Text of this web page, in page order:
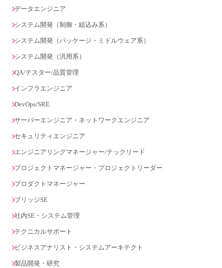
データエンジニア
システム開発（制御・組込み系）
システム開発（パッケージ・ミドルウェア系）
システム開発（汎用系）
QA/テスター/品質管理
インフラエンジニア
DevOps/SRE
サーバーエンジニア・ネットワークエンジニア
セキュリティエンジニア
エンジニアリングマネージャー/テックリード
プロジェクトマネージャー・プロジェクトリーダー
プロダクトマネージャー
ブリッジSE
社内SE・システム管理
テクニカルサポート
ビジネスアナリスト・システムアーキテクト
製品開発・研究